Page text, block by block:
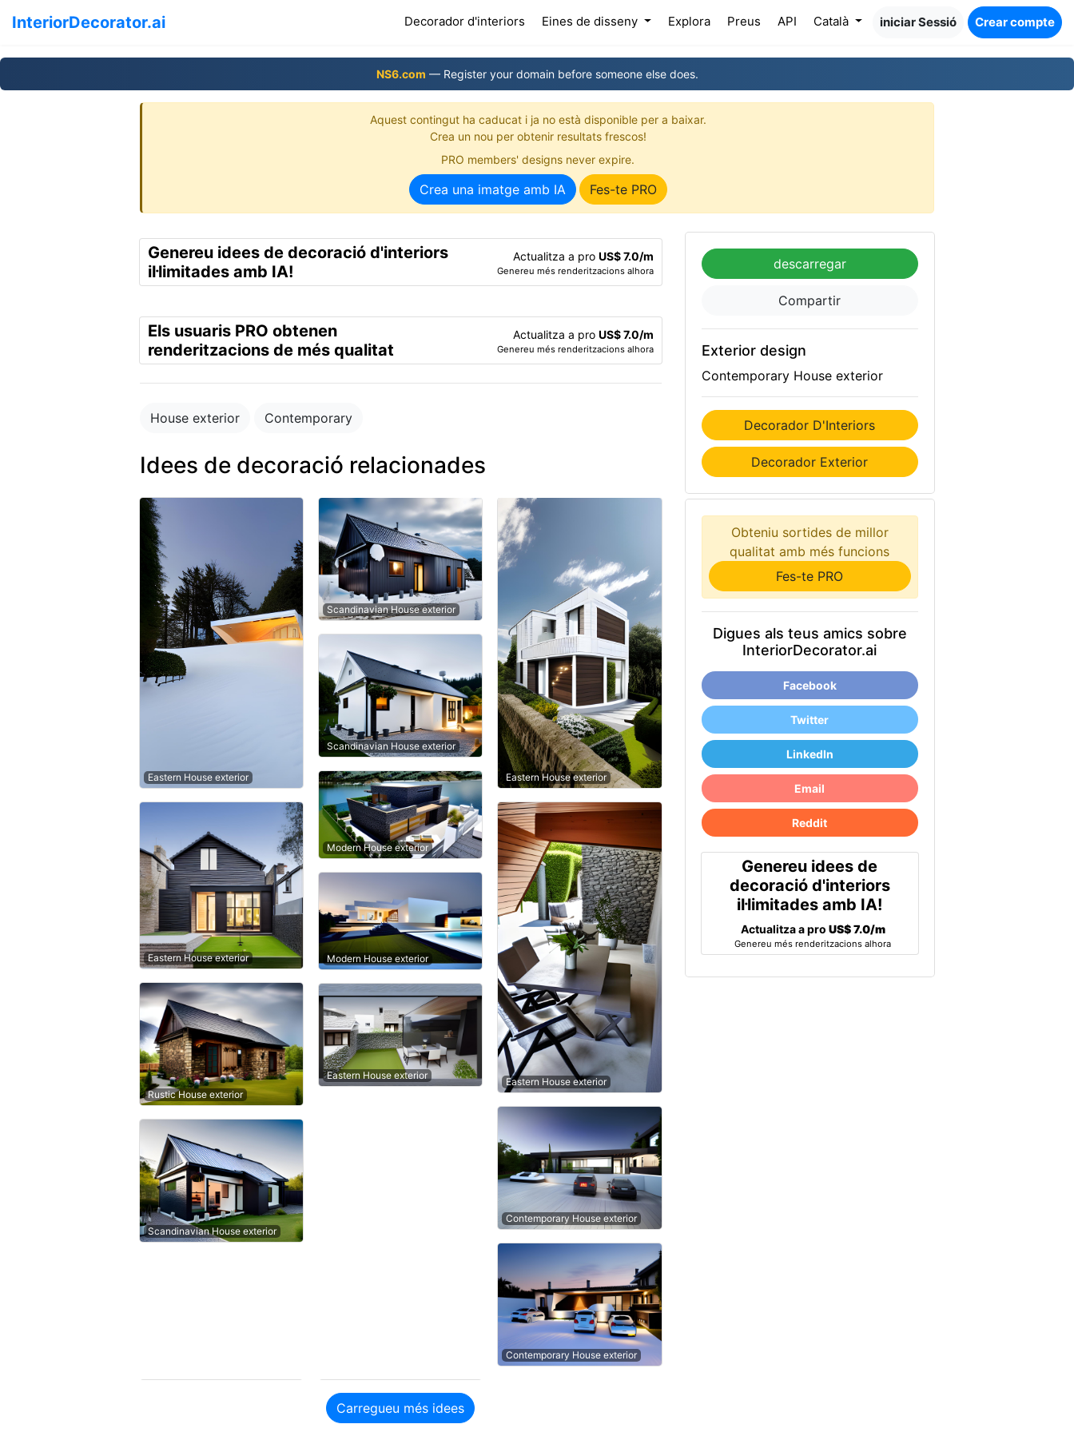
InteriorDecorator.ai Decorador d'interiors (current)
Eines de disseny Explora Preus API Català iniciar Sessió Crear compte
NS6.com — Register your domain before someone else does.
Aquest contingut ha caducat i ja no està disponible per a baixar.
Crea un nou per obtenir resultats frescos!
PRO members' designs never expire.
Crea una imatge amb IA Fes-te PRO
Genereu idees de decoració d'interiors
il·limitades amb IA!
Actualitza a pro US$ 7.0/m
Genereu més renderitzacions alhora
Els usuaris PRO obtenen
renderitzacions de més qualitat
Actualitza a pro US$ 7.0/m
Genereu més renderitzacions alhora
House exterior Contemporary
Idees de decoració relacionades
Eastern House exterior
Eastern House exterior
Rustic House exterior
Scandinavian House exterior
Scandinavian House exterior
Scandinavian House exterior
Modern House exterior
Modern House exterior
Eastern House exterior
Eastern House exterior
Eastern House exterior
Contemporary House exterior
Contemporary House exterior
Carregueu més idees
descarregar
Compartir
Exterior design
Contemporary House exterior
Decorador D'Interiors
Decorador Exterior
Obteniu sortides de millor
qualitat amb més funcions
Fes-te PRO
Digues als teus amics sobre
InteriorDecorator.ai
Facebook
Twitter
LinkedIn
Email
Reddit
Genereu idees de
decoració d'interiors
il·limitades amb IA!
Actualitza a pro US$ 7.0/m
Genereu més renderitzacions alhora